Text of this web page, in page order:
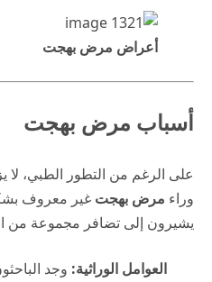
أعراض مرض بهجت
أسباب مرض بهجت
على الرغم من التطور الطبي، لا
وراء مرض بهجت غير معروف
يشيرون إلى تضافر مجموعة من
العوامل الوراثية: وجد